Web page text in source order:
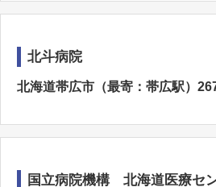
北斗病院
北海道帯広市（最寄：帯広駅）
国立病院機構 北海道医療セ